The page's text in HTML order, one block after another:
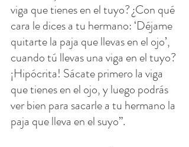
viga que tienes en el tuyo? ¿Con qué
cara le dices a tu hermano: ‘Déjame
quitarte la paja que llevas en el ojo’,
cuando tú llevas una viga en el tuyo?
¡Hipócrita! Sácate primero la viga
que tienes en el ojo, y luego podrás
ver bien para sacarle a tu hermano la
paja que lleva en el suyo”.